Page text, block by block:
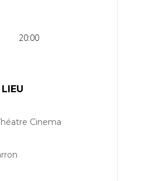
20:00
LIEU